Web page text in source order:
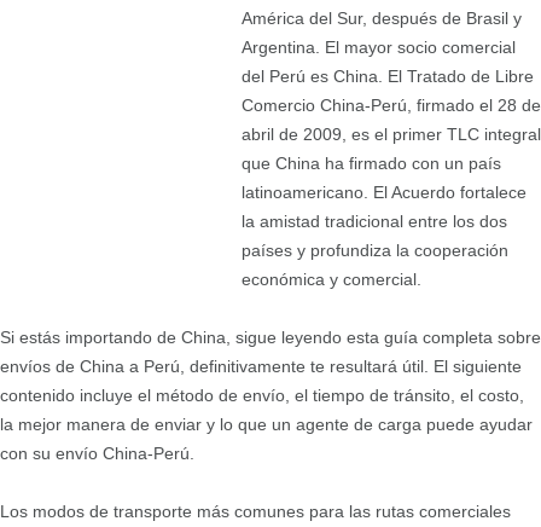
América del Sur, después de Brasil y
Argentina. El mayor socio comercial
del Perú es China. El Tratado de Libre
Comercio China-Perú, firmado el 28 de
abril de 2009, es el primer TLC integral
que China ha firmado con un país
latinoamericano. El Acuerdo fortalece
la amistad tradicional entre los dos
países y profundiza la cooperación
económica y comercial.
Si estás importando de China, sigue leyendo esta guía completa sobre
envíos de China a Perú, definitivamente te resultará útil. El siguiente
contenido incluye el método de envío, el tiempo de tránsito, el costo,
la mejor manera de enviar y lo que un agente de carga puede ayudar
con su envío China-Perú.
Los modos de transporte más comunes para las rutas comerciales